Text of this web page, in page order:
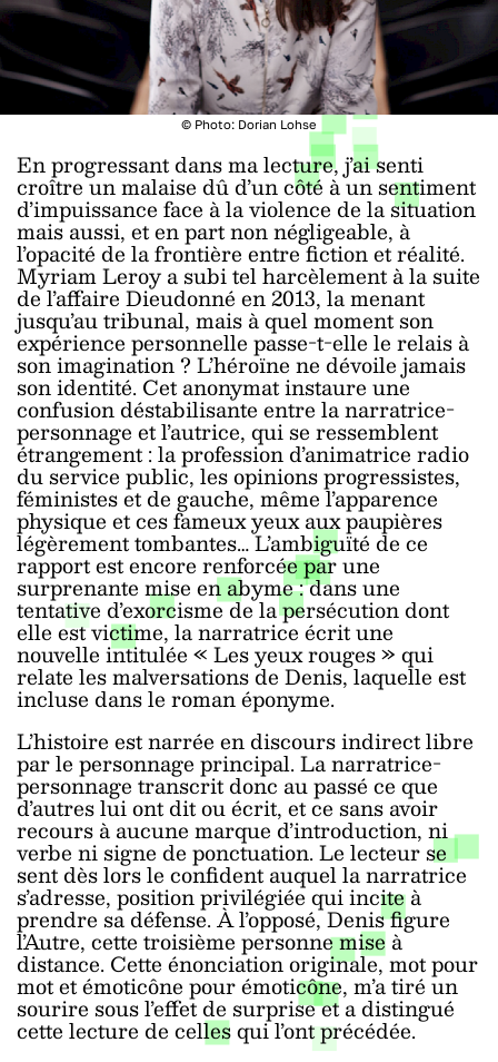
© Photo: Dorian Lohse
En progressant dans ma lecture, j’ai senti
croître un malaise dû d’un côté à un sentiment
d’impuissance face à la violence de la situation
mais aussi, et en part non négligeable, à
l’opacité de la frontière entre fiction et réalité.
Myriam Leroy a subi tel harcèlement à la suite
de l’affaire Dieudonné en 2013, la menant
jusqu’au tribunal, mais à quel moment son
expérience personnelle passe-t-elle le relais à
son imagination ? L’héroïne ne dévoile jamais
son identité. Cet anonymat instaure une
confusion déstabilisante entre la narratrice-
personnage et l’autrice, qui se ressemblent
étrangement : la profession d’animatrice radio
du service public, les opinions progressistes,
féministes et de gauche, même l’apparence
physique et ces fameux yeux aux paupières
légèrement tombantes… L’ambiguïté de ce
rapport est encore renforcée par une
surprenante mise en abyme : dans une
tentative d’exorcisme de la persécution dont
elle est victime, la narratrice écrit une
nouvelle intitulée « Les yeux rouges » qui
relate les malversations de Denis, laquelle est
incluse dans le roman éponyme.
L’histoire est narrée en discours indirect libre
par le personnage principal. La narratrice-
personnage transcrit donc au passé ce que
d’autres lui ont dit ou écrit, et ce sans avoir
recours à aucune marque d’introduction, ni
verbe ni signe de ponctuation. Le lecteur se
sent dès lors le confident auquel la narratrice
s’adresse, position privilégiée qui incite à
prendre sa défense. À l’opposé, Denis figure
l’Autre, cette troisième personne mise à
distance. Cette énonciation originale, mot pour
mot et émoticône pour émoticône, m’a tiré un
sourire sous l’effet de surprise et a distingué
cette lecture de celles qui l’ont précédée.